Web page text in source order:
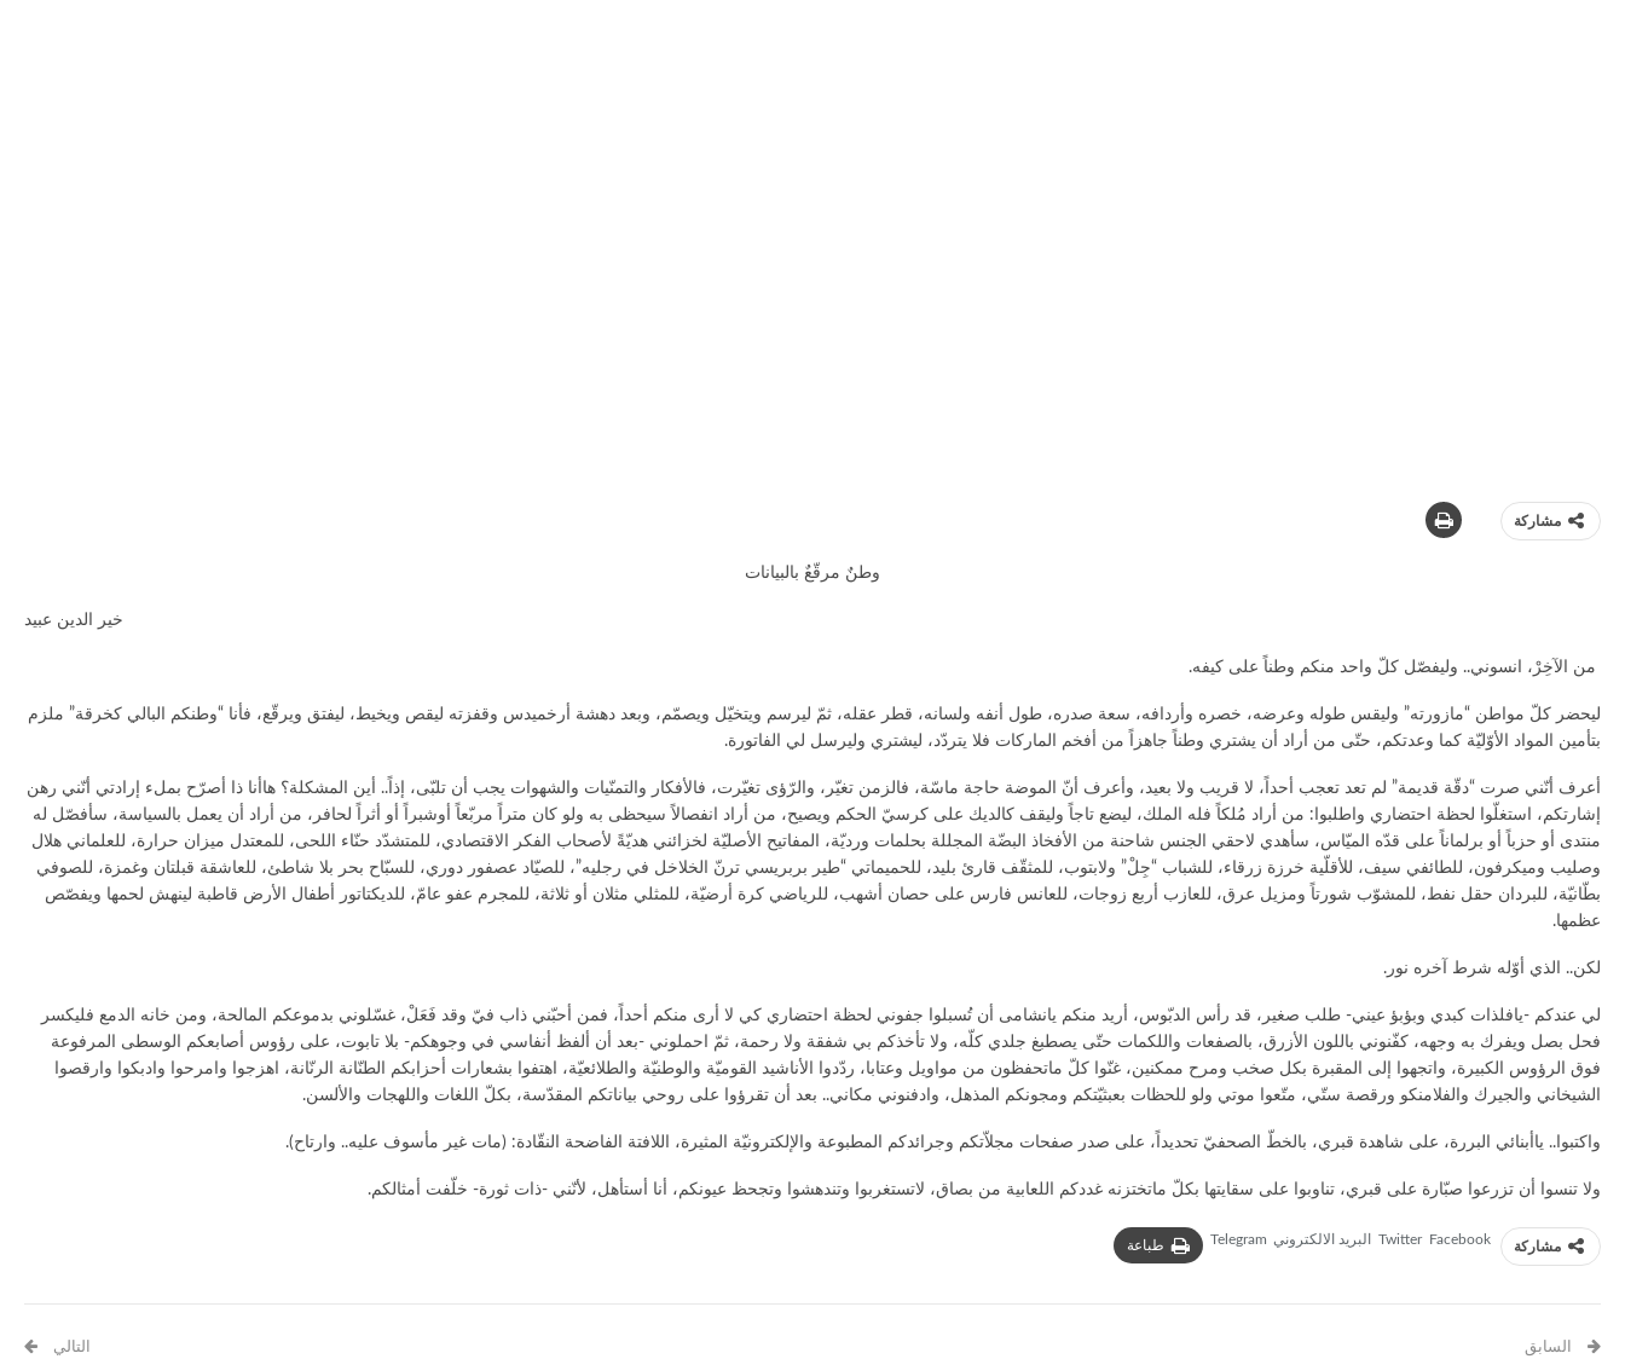
مشاركة
وطنٌ مرقّعٌ بالبيانات
خير الدين عبيد
من الآخِرْ، انسوني.. وليفصّل كلّ واحد منكم وطناً على كيفه.
ليحضر كلّ مواطن “مازورته” وليقس طوله وعرضه، خصره وأردافه، سعة صدره، طول أنفه ولسانه، قطر عقله، ثمّ ليرسم ويتخيّل ويصمّم، وبعد دهشة أرخميدس وقفزته ليقص ويخيط، ليفتق ويرقّع، فأنا “وطنكم البالي كخرقة” ملزم
بتأمين المواد الأوّليّة كما وعدتكم، حتّى من أراد أن يشتري وطناً جاهزاً من أفخم الماركات فلا يتردّد، ليشتري وليرسل لي الفاتورة.
أعرف أنّني صرت “دقّة قديمة” لم تعد تعجب أحداً، لا قريب ولا بعيد، وأعرف أنّ الموضة حاجة ماسّة، فالزمن تغيّر، والرّؤى تغيّرت، فالأفكار والتمنّيات والشهوات يجب أن تلبّى، إذاً.. أين المشكلة؟ هاأنا ذا أصرّح بملء إرادتي أنّني رهن
إشارتكم، استغلّوا لحظة احتضاري واطلبوا: من أراد مُلكاً فله الملك، ليضع تاجاً وليقف كالديك على كرسيّ الحكم ويصيح، من أراد انفصالاً سيحظى به ولو كان متراً مربّعاً أوشبراً أو أثراً لحافر، من أراد أن يعمل بالسياسة، سأفصّل له
منتدى أو حزباً أو برلماناً على قدّه الميّاس، سأهدي لاحقي الجنس شاحنة من الأفخاذ البضّة المجللة بحلمات ورديّة، المفاتيح الأصليّة لخزائني هديّةً لأصحاب الفكر الاقتصادي، للمتشدّد حنّاء اللحى، للمعتدل ميزان حرارة، للعلماني هلال
وصليب وميكرفون، للطائفي سيف، للأقلّية خرزة زرقاء، للشباب “جِلْ” ولابتوب، للمثقّف قارئ بليد، للحميماتي “طير بربريسي ترنّ الخلاخل في رجليه”، للصيّاد عصفور دوري، للسبّاح بحر بلا شاطئ، للعاشقة قبلتان وغمزة، للصوفي
بطّانيّة، للبردان حقل نفط، للمشوّب شورتاً ومزيل عرق، للعازب أربع زوجات، للعانس فارس على حصان أشهب، للرياضي كرة أرضيّة، للمثلي مثلان أو ثلاثة، للمجرم عفو عامّ، للديكتاتور أطفال الأرض قاطبة لينهش لحمها ويفصّص
عظمها.
لكن.. الذي أوّله شرط آخره نور.
لي عندكم -يافلذات كبدي وبؤبؤ عيني- طلب صغير، قد رأس الدبّوس، أريد منكم يانشامى أن تُسبلوا جفوني لحظة احتضاري كي لا أرى منكم أحداً، فمن أحبّني ذاب فيّ وقد فَعَلْ، غسّلوني بدموعكم المالحة، ومن خانه الدمع فليكسر
فحل بصل ويفرك به وجهه، كفّنوني باللون الأزرق، بالصفعات واللكمات حتّى يصطبغ جلدي كلّه، ولا تأخذكم بي شفقة ولا رحمة، ثمّ احملوني -بعد أن ألفظ أنفاسي في وجوهكم- بلا تابوت، على رؤوس أصابعكم الوسطى المرفوعة
فوق الرؤوس الكبيرة، واتجهوا إلى المقبرة بكل صخب ومرح ممكنين، غنّوا كلّ ماتحفظون من مواويل وعتابا، ردّدوا الأناشيد القوميّة والوطنيّة والطلائعيّة، اهتفوا بشعارات أحزابكم الطنّانة الرنّانة، اهزجوا وامرحوا وادبكوا وارقصوا
الشيخاني والجيرك والفلامنكو ورقصة ستّي، متّعوا موتي ولو للحظات بعبثيّتكم ومجونكم المذهل، وادفنوني مكاني.. بعد أن تقرؤوا على روحي بياناتكم المقدّسة، بكلّ اللغات واللهجات والألسن.
واكتبوا.. ياأبنائي البررة، على شاهدة قبري، بالخطّ الصحفيّ تحديداً، على صدر صفحات مجلاّتكم وجرائدكم المطبوعة والإلكترونيّة المثيرة، اللافتة الفاضحة النقّادة: (مات غير مأسوف عليه.. وارتاح).
ولا تنسوا أن تزرعوا صبّارة على قبري، تناوبوا على سقايتها بكلّ ماتختزنه غددكم اللعابية من بصاق، لاتستغربوا وتندهشوا وتجحظ عيونكم، أنا أستأهل، لأنّني -ذات ثورة- خلّفت أمثالكم.
مشاركة Facebook
Twitter البريد الالكتروني Telegram طباعة
السابق التالي